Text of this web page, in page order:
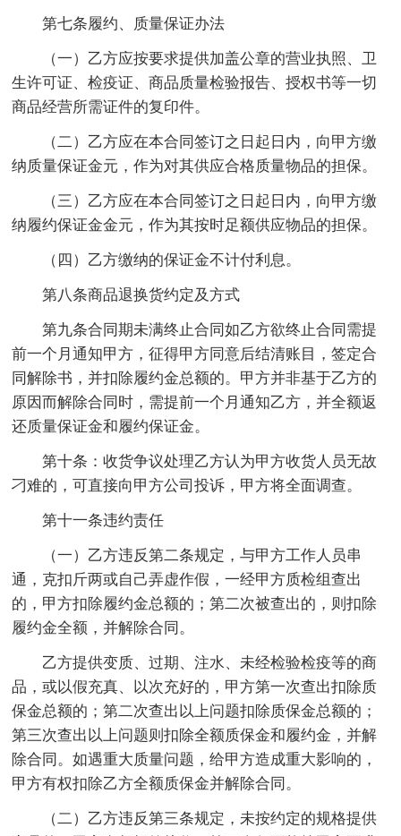
第七条履约、质量保证办法
（一）乙方应按要求提供加盖公章的营业执照、卫
生许可证、检疫证、商品质量检验报告、授权书等一切
商品经营所需证件的复印件。
（二）乙方应在本合同签订之日起日内，向甲方缴
纳质量保证金元，作为对其供应合格质量物品的担保。
（三）乙方应在本合同签订之日起日内，向甲方缴
纳履约保证金金元，作为其按时足额供应物品的担保。
（四）乙方缴纳的保证金不计付利息。
第八条商品退换货约定及方式
第九条合同期未满终止合同如乙方欲终止合同需提
前一个月通知甲方，征得甲方同意后结清账目，签定合
同解除书，并扣除履约金总额的。甲方并非基于乙方的
原因而解除合同时，需提前一个月通知乙方，并全额返
还质量保证金和履约保证金。
第十条：收货争议处理乙方认为甲方收货人员无故
刁难的，可直接向甲方公司投诉，甲方将全面调查。
第十一条违约责任
（一）乙方违反第二条规定，与甲方工作人员串
通，克扣斤两或自己弄虚作假，一经甲方质检组查出
的，甲方扣除履约金总额的；第二次被查出的，则扣除
履约金全额，并解除合同。
乙方提供变质、过期、注水、未经检验检疫等的商
品，或以假充真、以次充好的，甲方第一次查出扣除质
保金总额的；第二次查出以上问题扣除质保金总额的；
第三次查出以上问题则扣除全额质保金和履约金，并解
除合同。如遇重大质量问题，给甲方造成重大影响的，
甲方有权扣除乙方全额质保金并解除合同。
（二）乙方违反第三条规定，未按约定的规格提供